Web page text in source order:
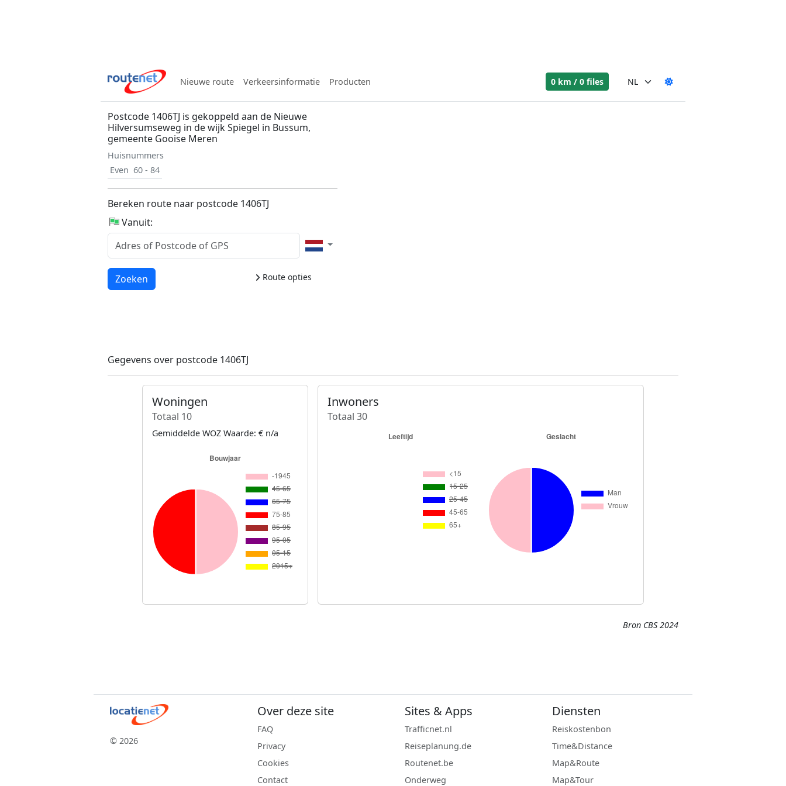
Nieuwe route Verkeersinformatie Producten 0 km / 0 files
Postcode 1406TJ is gekoppeld aan de Nieuwe
Hilversumseweg in de wijk Spiegel in Bussum,
gemeente Gooise Meren
Huisnummers
Even 60 - 84
Bereken route naar postcode 1406TJ
Vanuit:
Route opties
Laden...
Zoeken
Gegevens over postcode 1406TJ
Woningen
Totaal 10
Gemiddelde WOZ Waarde: € n/a
Inwoners
Totaal 30
Bron CBS 2024
© 2026
Over deze site
FAQ
Privacy
Cookies
Contact
Sites & Apps
Trafficnet.nl
Reiseplanung.de
Routenet.be
Onderweg
Diensten
Reiskostenbon
Time&Distance
Map&Route
Map&Tour